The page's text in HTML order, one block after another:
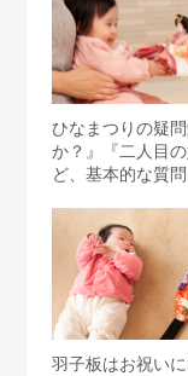
ひなまつりの疑
か？』『二人目
ど、基本的な質
羽子板はお祝い